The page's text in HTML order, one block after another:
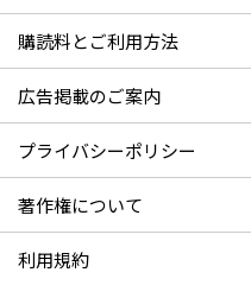
購読料とご利用方法
広告掲載のご案内
プライバシーポリシー
著作権について
利用規約